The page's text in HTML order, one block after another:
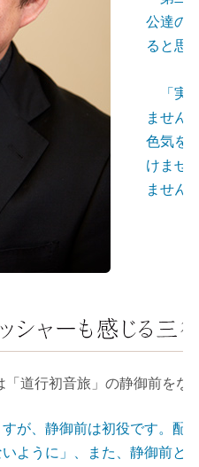
公達の
ると思
「実
ません
色気を
けませ
ません
道行初音旅」の静御前をな
が、静御前は初役です。配
ように」、また、静御前と